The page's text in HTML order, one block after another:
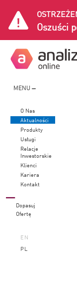
Oszuści
MENU
O Nas
Aktualności
Produkty
Usługi
Relacje
Inwestorskie
Klienci
Kariera
Kontakt
Dopasuj
Ofertę
EN
PL